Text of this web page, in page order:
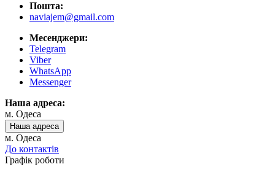
Пошта:
naviajem@gmail.com
Месенджери:
Telegram
Viber
WhatsApp
Messenger
Наша адреса:
м. Одеса
Наша адреса
м. Одеса
До контактів
Графік роботи